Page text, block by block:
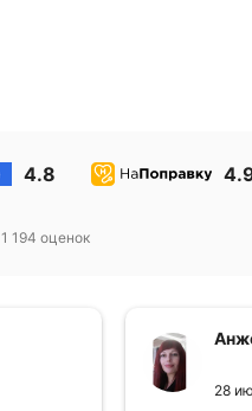
4.8
1 194 оценок
28